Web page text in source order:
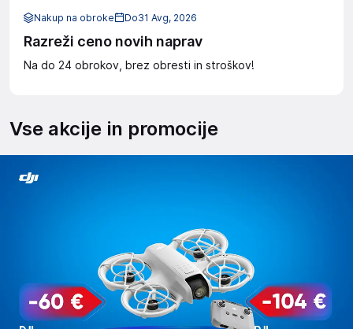
Razreži ceno novih naprav
Na do 24 obrokov, brez obresti in stroškov!
Nakup na obroke Do31 Avg, 2026
Vse akcije in promocije